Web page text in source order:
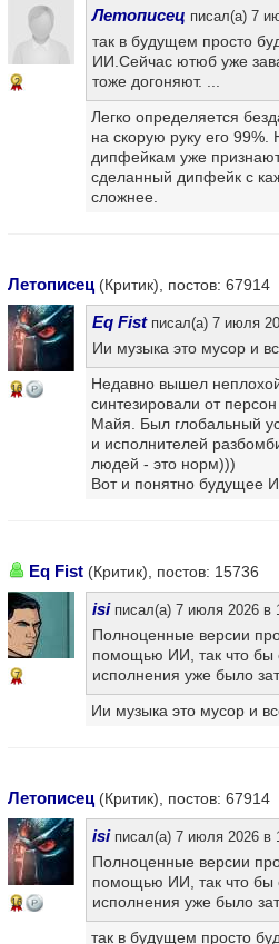
2
Летописец писал(а) 7
так в будущем просто
ИИ.Сейчас ютюб уже
тоже догоняют. ...
Легко определяется
на скорую руку его
дипфейкам уже
сделанный дипфейк с
сложнее.
Летописец (Критик), постов: 67914
16
Eq Fistписал(а) 7 июля
Ии музыка это мусор и
Недавно вышел
синтезировали от
Майя. Был глобальный
и исполнителей
людей - это норм)))
Вот и понятно будущее
Eq Fist (Критик), постов: 15736
7
isiписал(а) 7 июля 2026 в
Полноценные версии
помощью ИИ, так что бы
исполнения уже было
Ии музыка это мусор и
Летописец (Критик), постов: 67914
16
isiписал(а) 7 июля 2026 в
Полноценные версии
помощью ИИ, так что бы
исполнения уже было
так в будущем просто